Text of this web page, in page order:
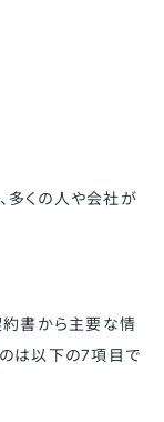
多くの人や会社が
約書から主要な情
は以下の7項目で